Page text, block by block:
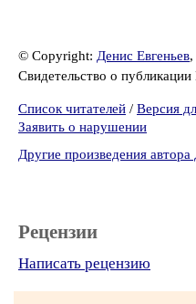
© Copyright: Денис Евгеньев
Свидетельство о
Список читателей / Версия
Заявить о нарушении
Другие произведения автора
Рецензии
Написать рецензию